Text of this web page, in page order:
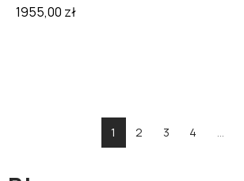
1955,00 zł
1 2 3 4 …